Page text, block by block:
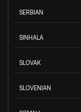
SERBIAN
SINHALA
SLOVAK
SLOVENIAN